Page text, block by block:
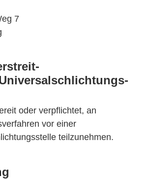
7
oder verpflichtet, an
vor einer
teilzunehmen.